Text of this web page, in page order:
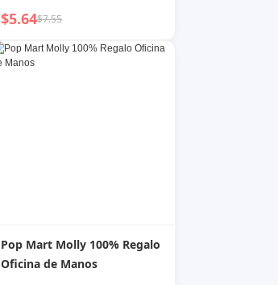
Serie Origen Clásico Caja
Misteriosa de Moda Juguete
Decorativo Regalo
$5.64$7.55
Pop Mart Molly 100% Regalo
Oficina de Manos